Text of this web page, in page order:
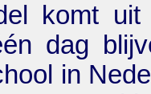
komt uit
dag
in